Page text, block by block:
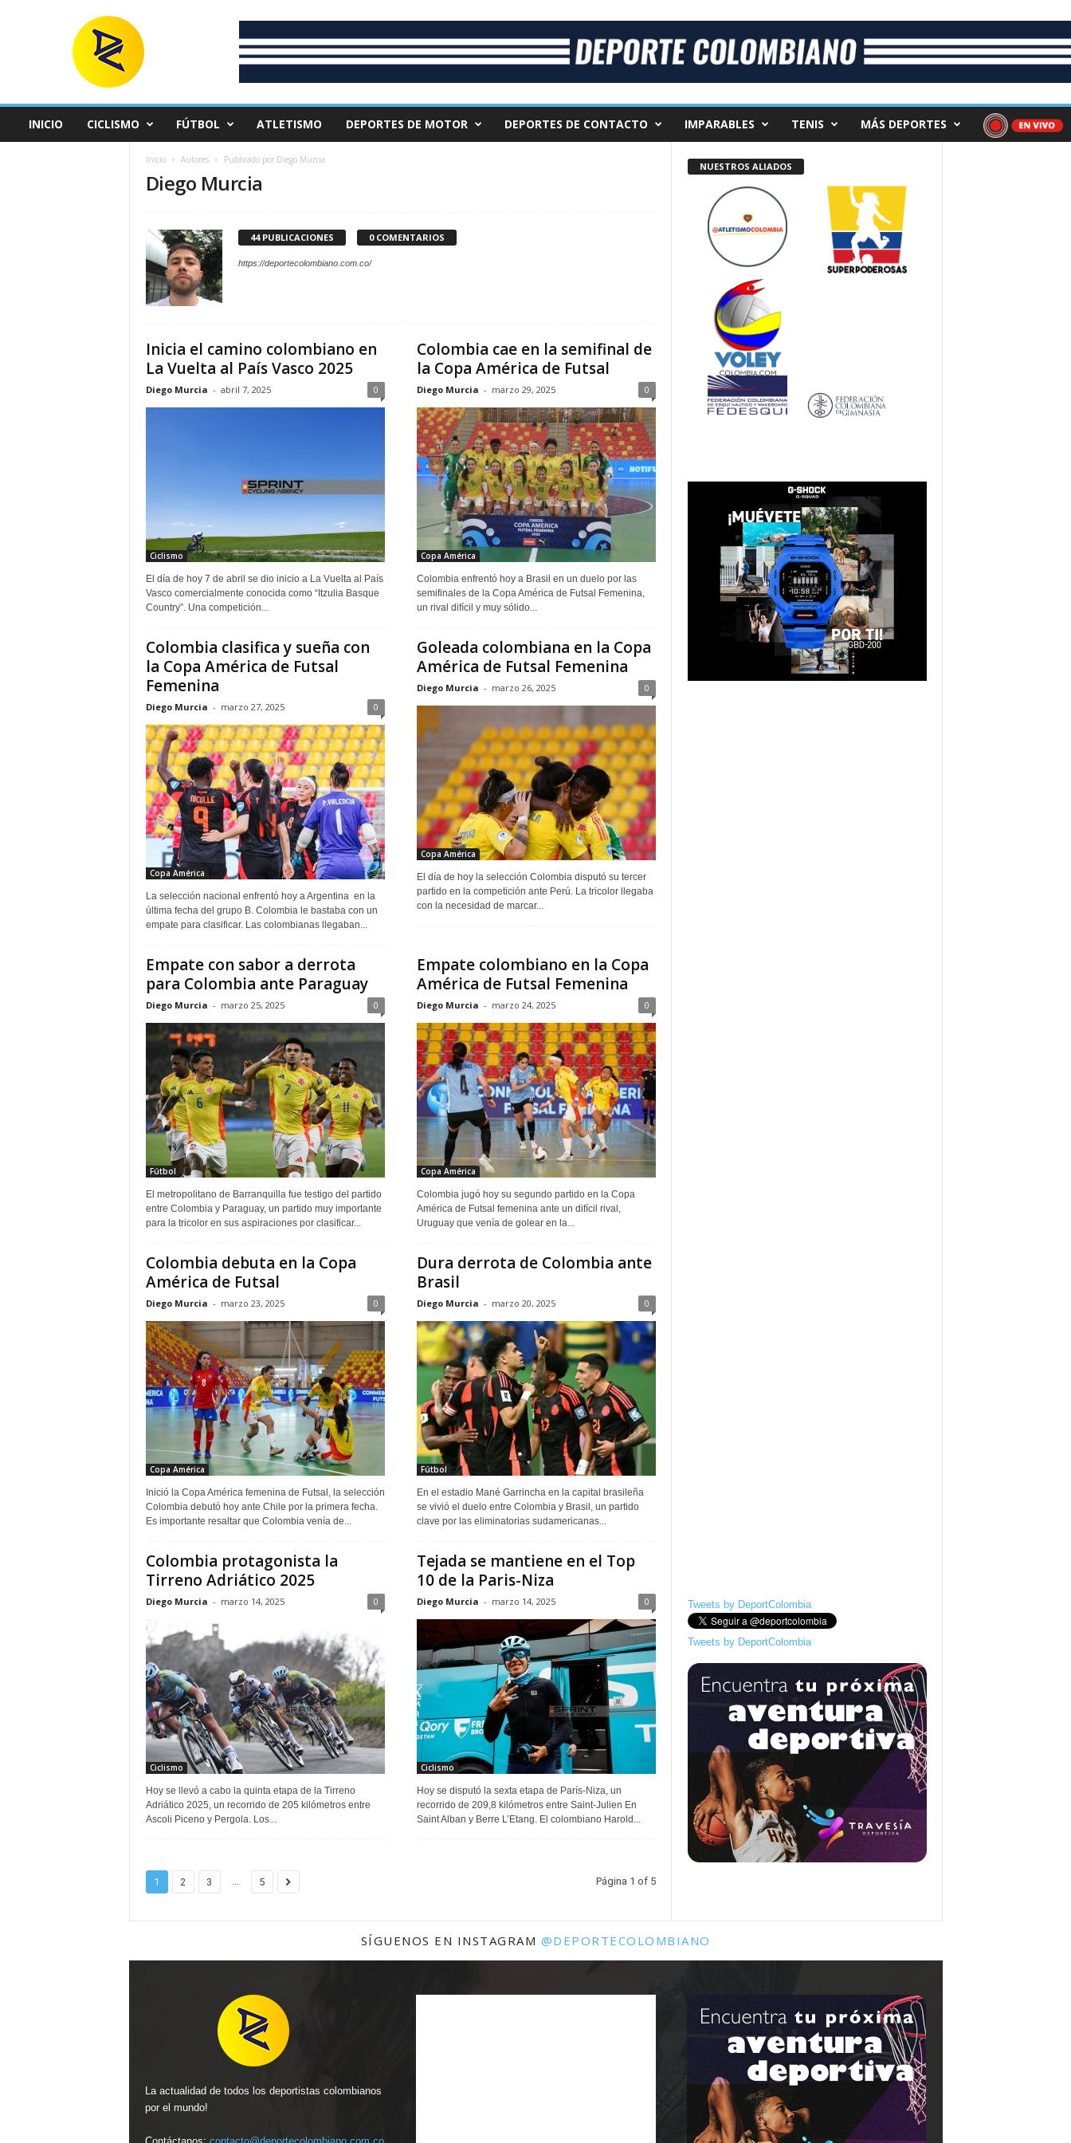
INICIO CICLISMO FÚTBOL ATLETISMO DEPORTES DE MOTOR DEPORTES DE CONTACTO IMPARABLES TENIS MÁS DEPORTES
Inicio Autores Publicado por Diego Murcia
Diego Murcia
44 PUBLICACIONES 0 COMENTARIOS
https://deportecolombiano.com.co/
Inicia el camino colombiano en
La Vuelta al País Vasco 2025
Diego Murcia - abril 7, 2025 0
Ciclismo
El día de hoy 7 de abril se dio inicio a La Vuelta al País
Vasco comercialmente conocida como “Itzulia Basque
Country”. Una competición...
Colombia cae en la semifinal de
la Copa América de Futsal
Diego Murcia - marzo 29, 2025 0
Copa América
Colombia enfrentó hoy a Brasil en un duelo por las
semifinales de la Copa América de Futsal Femenina,
un rival difícil y muy sólido...
Colombia clasifica y sueña con
la Copa América de Futsal
Femenina
Diego Murcia - marzo 27, 2025 0
Copa América
La selección nacional enfrentó hoy a Argentina en la
última fecha del grupo B. Colombia le bastaba con un
empate para clasificar. Las colombianas llegaban...
Goleada colombiana en la Copa
América de Futsal Femenina
Diego Murcia - marzo 26, 2025 0
Copa América
El día de hoy la selección Colombia disputó su tercer
partido en la competición ante Perú. La tricolor llegaba
con la necesidad de marcar...
Empate con sabor a derrota
para Colombia ante Paraguay
Diego Murcia - marzo 25, 2025 0
Fútbol
El metropolitano de Barranquilla fue testigo del partido
entre Colombia y Paraguay, un partido muy importante
para la tricolor en sus aspiraciones por clasificar...
Empate colombiano en la Copa
América de Futsal Femenina
Diego Murcia - marzo 24, 2025 0
Copa América
Colombia jugó hoy su segundo partido en la Copa
América de Futsal femenina ante un difícil rival,
Uruguay que venía de golear en la...
Colombia debuta en la Copa
América de Futsal
Diego Murcia - marzo 23, 2025 0
Copa América
Inició la Copa América femenina de Futsal, la selección
Colombia debutó hoy ante Chile por la primera fecha.
Es importante resaltar que Colombia venía de...
Dura derrota de Colombia ante
Brasil
Diego Murcia - marzo 20, 2025 0
Fútbol
En el estadio Mané Garrincha en la capital brasileña
se vivió el duelo entre Colombia y Brasil, un partido
clave por las eliminatorias sudamericanas...
Colombia protagonista la
Tirreno Adriático 2025
Diego Murcia - marzo 14, 2025 0
Ciclismo
Hoy se llevó a cabo la quinta etapa de la Tirreno
Adriático 2025, un recorrido de 205 kilómetros entre
Ascoli Piceno y Pergola. Los...
Tejada se mantiene en el Top
10 de la Paris-Niza
Diego Murcia - marzo 14, 2025 0
Ciclismo
Hoy se disputó la sexta etapa de París-Niza, un
recorrido de 209,8 kilómetros entre Saint-Julien En
Saint Alban y Berre L’Etang. El colombiano Harold...
1 2 3 ... 5 Página 1 of 5
NUESTROS ALIADOS
Tweets by DeportColombia
Tweets by DeportColombia
SÍGUENOS EN INSTAGRAM @DEPORTECOLOMBIANO
La actualidad de todos los deportistas colombianos
por el mundo!